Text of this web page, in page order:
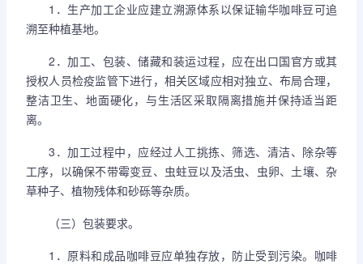
1．生产加工企业应建立溯源体系以保证输华咖啡豆可追
溯至种植基地。
2．加工、包装、储藏和装运过程，应在出口国官方或其
授权人员检疫监管下进行，相关区域应相对独立、布局合理，
整洁卫生、地面硬化，与生活区采取隔离措施并保持适当距
离。
3．加工过程中，应经过人工挑拣、筛选、清洁、除杂等
工序，以确保不带霉变豆、虫蛀豆以及活虫、虫卵、土壤、杂
草种子、植物残体和砂砾等杂质。
（三）包装要求。
1．原料和成品咖啡豆应单独存放，防止受到污染。咖啡